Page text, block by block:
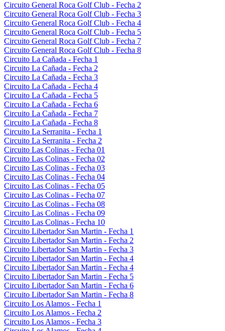
Circuito General Roca Golf Club - Fecha 2
Circuito General Roca Golf Club - Fecha 3
Circuito General Roca Golf Club - Fecha 4
Circuito General Roca Golf Club - Fecha 5
Circuito General Roca Golf Club - Fecha 7
Circuito General Roca Golf Club - Fecha 8
Circuito La Cañada - Fecha 1
Circuito La Cañada - Fecha 2
Circuito La Cañada - Fecha 3
Circuito La Cañada - Fecha 4
Circuito La Cañada - Fecha 5
Circuito La Cañada - Fecha 6
Circuito La Cañada - Fecha 7
Circuito La Cañada - Fecha 8
Circuito La Serranita - Fecha 1
Circuito La Serranita - Fecha 2
Circuito Las Colinas - Fecha 01
Circuito Las Colinas - Fecha 02
Circuito Las Colinas - Fecha 03
Circuito Las Colinas - Fecha 04
Circuito Las Colinas - Fecha 05
Circuito Las Colinas - Fecha 07
Circuito Las Colinas - Fecha 08
Circuito Las Colinas - Fecha 09
Circuito Las Colinas - Fecha 10
Circuito Libertador San Martin - Fecha 1
Circuito Libertador San Martin - Fecha 2
Circuito Libertador San Martin - Fecha 3
Circuito Libertador San Martin - Fecha 4
Circuito Libertador San Martin - Fecha 4
Circuito Libertador San Martin - Fecha 5
Circuito Libertador San Martin - Fecha 6
Circuito Libertador San Martin - Fecha 8
Circuito Los Alamos - Fecha 1
Circuito Los Alamos - Fecha 2
Circuito Los Alamos - Fecha 3